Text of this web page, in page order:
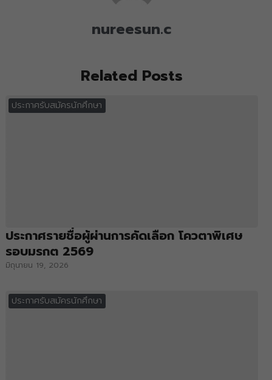
nureesun.c
Related Posts
ประกาศรับสมัครนักศึกษา
ประกาศรายชื่อผู้ผ่านการคัดเลือก โควตาพิเศษ
รอบมรกต 2569
มิถุนายน 19, 2026
ประกาศรับสมัครนักศึกษา